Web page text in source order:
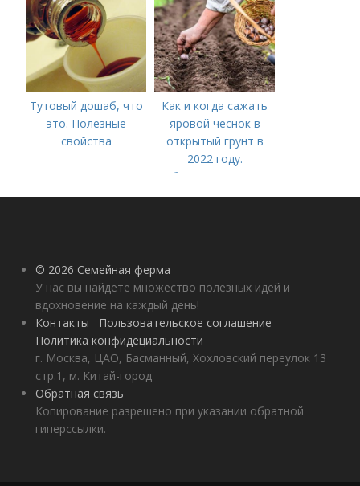
Тутовый дошаб, что
это. Полезные
свойства
Как и когда сажать
яровой чеснок в
открытый грунт в
2022 году.
Добавление статьи в
новую подборку
© 2026 Семейная ферма
У нас вы найдете множество полезных идей и
вдохновение на каждый день!
Контакты
Пользовательское соглашение
Политика конфидециальности
г. Москва, ЦАО, Басманный, Хохловский переулок 13
стр.1, м. Китай-город
Обратная связь
Копирование разрешено при указании обратной
гиперссылки.